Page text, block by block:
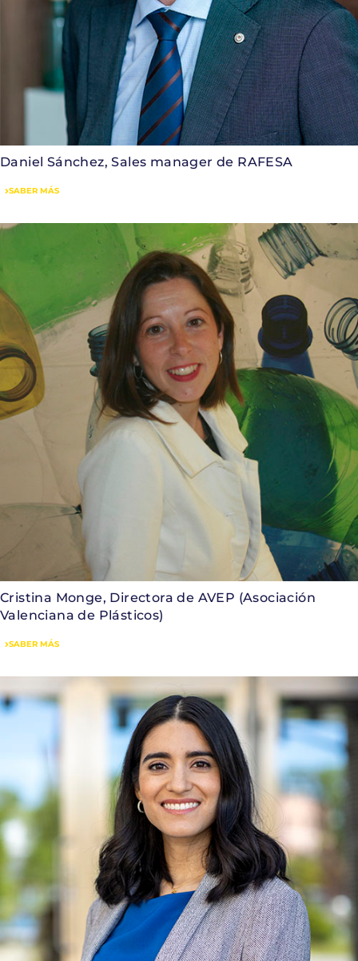
Daniel Sánchez, Sales manager de RAFESA
SABER MÁS
Cristina Monge, Directora de AVEP (Asociación
Valenciana de Plásticos)
SABER MÁS